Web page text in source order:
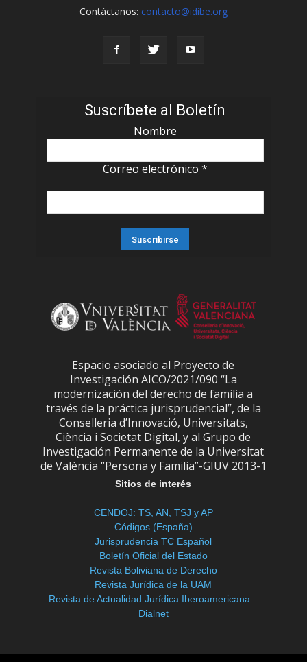
Contáctanos: contacto@idibe.org
Suscríbete al Boletín
Nombre
Correo electrónico *
Espacio asociado al Proyecto de
Investigación AICO/2021/090 “La
modernización del derecho de familia a
través de la práctica jurisprudencial”, de la
Conselleria d’Innovació, Universitats,
Ciència i Societat Digital, y al Grupo de
Investigación Permanente de la Universitat
de València “Persona y Familia”-GIUV 2013-1
Sitios de interés
CENDOJ: TS, AN, TSJ y AP
Códigos (España)
Jurisprudencia TC Español
Boletín Oficial del Estado
Revista Boliviana de Derecho
Revista Jurídica de la UAM
Revista de Actualidad Jurídica Iberoamericana –
Dialnet